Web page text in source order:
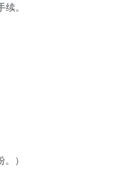
。
）